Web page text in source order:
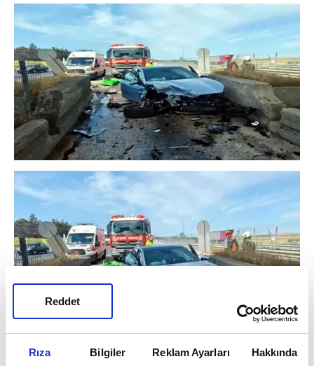
Rıza Bilgiler Reklam Ayarları Hakkında
Reddet